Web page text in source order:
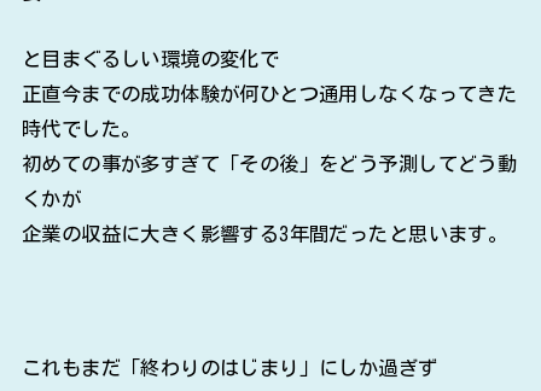
と目まぐるしい環境の変化で
正直今までの成功体験が何ひとつ通用しなくなってきた
時代でした。
初めての事が多すぎて「その後」をどう予測してどう動
くかが
企業の収益に大きく影響する3年間だったと思います。
これもまだ「終わりのはじまり」にしか過ぎず